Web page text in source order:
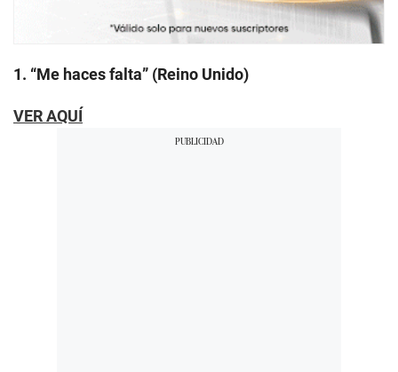
1. “Me haces falta” (Reino Unido)
VER AQUÍ